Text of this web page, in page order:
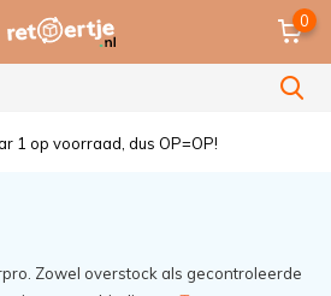
0
1 op voorraad, dus OP=OP!
Zowel overstock als gecontroleerde